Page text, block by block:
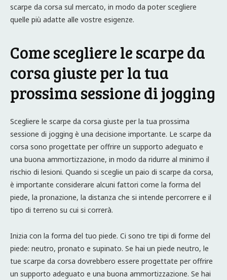
scarpe da corsa sul mercato, in modo da poter scegliere
quelle più adatte alle vostre esigenze.
Come scegliere le scarpe da
corsa giuste per la tua
prossima sessione di jogging
Scegliere le scarpe da corsa giuste per la tua prossima
sessione di jogging è una decisione importante. Le scarpe da
corsa sono progettate per offrire un supporto adeguato e
una buona ammortizzazione, in modo da ridurre al minimo il
rischio di lesioni. Quando si sceglie un paio di scarpe da corsa,
è importante considerare alcuni fattori come la forma del
piede, la pronazione, la distanza che si intende percorrere e il
tipo di terreno su cui si correrà.
Inizia con la forma del tuo piede. Ci sono tre tipi di forme del
piede: neutro, pronato e supinato. Se hai un piede neutro, le
tue scarpe da corsa dovrebbero essere progettate per offrire
un supporto adeguato e una buona ammortizzazione. Se hai